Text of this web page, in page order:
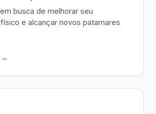
busca de melhorar seu
e alcançar novos patamares
→